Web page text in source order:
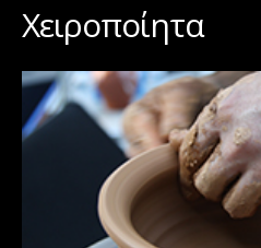
Χειροποίητα